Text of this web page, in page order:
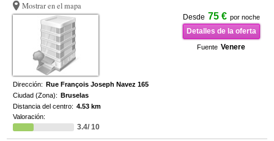
Mostrar en el mapa
Desde 75 € por noche
Detalles de la oferta
Fuente Venere
Dirección: Rue François Joseph Navez 165
Ciudad (Zona): Bruselas
Distancia del centro: 4.53 km
Valoración:
3.4/ 10